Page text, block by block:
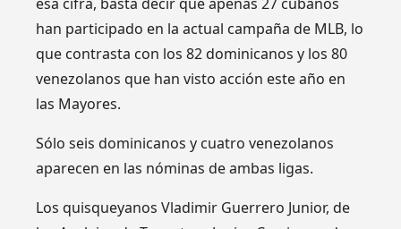
han participado en la actual campaña de MLB, lo
que contrasta con los 82 dominicanos y los 80
venezolanos que han visto acción este año en
las Mayores.
Sólo seis dominicanos y cuatro venezolanos
aparecen en las nóminas de ambas ligas.
Los quisqueyanos Vladimir Guerrero Junior, de